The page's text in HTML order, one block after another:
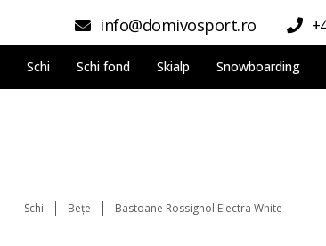
info@domivosport.ro
Schi Schi fond Skialp Snowboarding
Schi Bețe Bastoane Rossignol Electra White